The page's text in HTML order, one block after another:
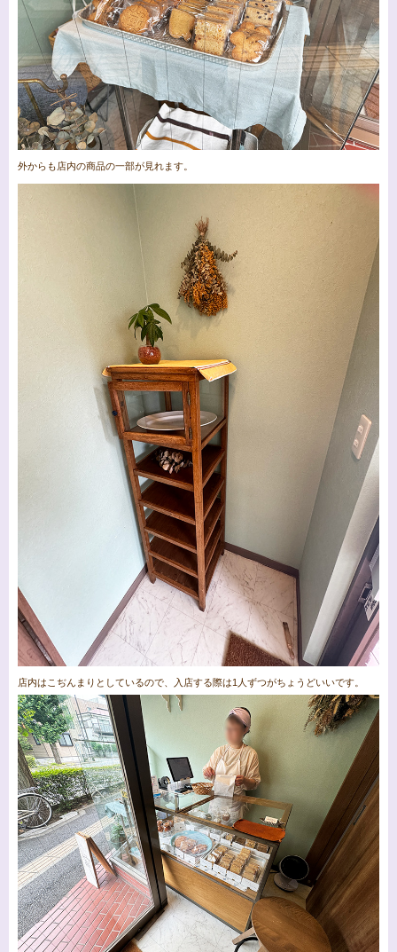
外からも店内の商品の一部が見れます。
店内はこぢんまりとしているので、入店する際は1人ずつがちょうどいいです。